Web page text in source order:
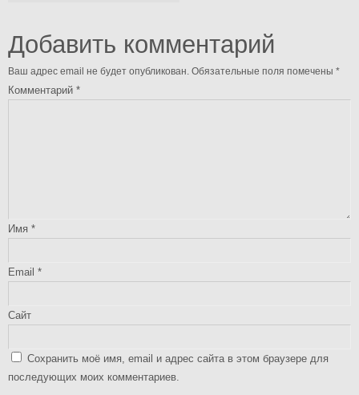
Добавить комментарий
Ваш адрес email не будет опубликован. Обязательные поля помечены *
Комментарий *
Имя *
Email *
Сайт
Сохранить моё имя, email и адрес сайта в этом браузере для
последующих моих комментариев.